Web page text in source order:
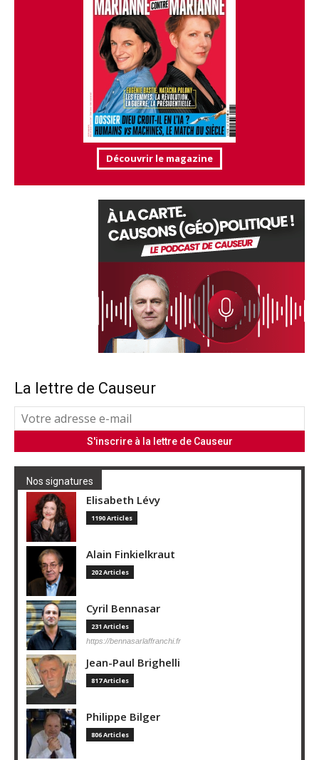
Découvrir le magazine
La lettre de Causeur
Nos signatures
Elisabeth Lévy
1190 Articles
Alain Finkielkraut
202 Articles
Cyril Bennasar
231 Articles
https://bennasarlaffranchi.fr
Jean-Paul Brighelli
817 Articles
Philippe Bilger
806 Articles